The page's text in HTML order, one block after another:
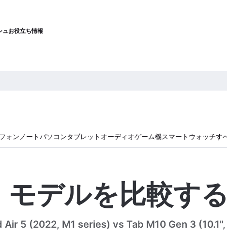
ュお役立ち情報
ォン ノートパソコンタブレット オーディオゲーム機スマートウォッチす
モデルを比較する
Air 5 (2022, M1 series) vs Tab M10 Gen 3